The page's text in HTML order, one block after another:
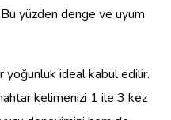
Bu yüzden denge ve uyum
yoğunluk ideal kabul edilir.
kelimenizi 1 ile 3 kez